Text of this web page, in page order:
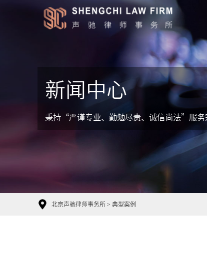
新闻中心
秉持“严谨专业、勤勉尽责、